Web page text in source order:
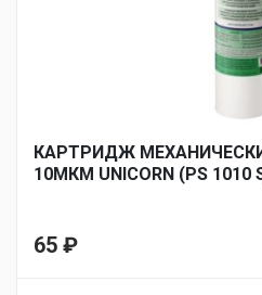
КАРТРИДЖ
10МКМ UNICORN (PS 1010
65 ₽